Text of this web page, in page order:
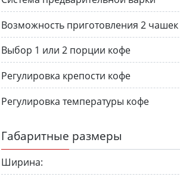
Возможность приготовления 2 чашек
Выбор 1 или 2 порции кофе
Регулировка крепости кофе
Регулировка температуры кофе
Габаритные размеры
Ширина: